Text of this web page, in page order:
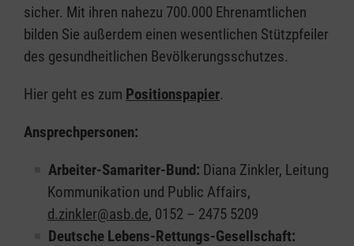
sicher. Mit ihren nahezu 700.000 Ehrenamtlichen
bilden Sie außerdem einen wesentlichen Stützpfeiler
des gesundheitlichen Bevölkerungsschutzes.
Hier geht es zum Positionspapier.
Ansprechpersonen:
Arbeiter-Samariter-Bund: Diana Zinkler, Leitung
Kommunikation und Public Affairs,
d.zinkler@asb.de, 0152 – 2475 5209
Deutsche Lebens-Rettungs-Gesellschaft: